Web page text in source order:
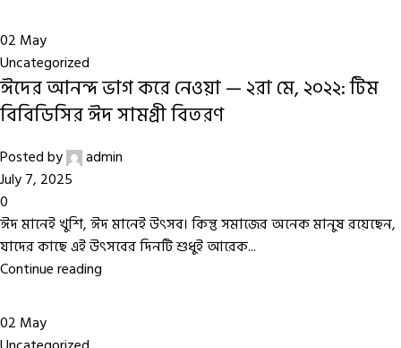
02 May
Uncategorized
ঈদের আনন্দ ভাগ করে নেওয়া — ২রা মে, ২০২২: টিম
বিবিডিসির ঈদ সামগ্রী বিতরণ
Posted by
admin
July 7, 2025
0
ঈদ মানেই খুশি, ঈদ মানেই উৎসব। কিন্তু সমাজের অনেক মানুষ রয়েছেন,
যাদের কাছে এই উৎসবের দিনটি শুধুই আরেক...
Continue reading
02 May